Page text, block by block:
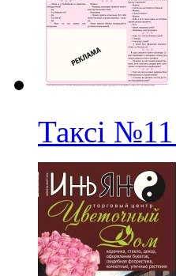
Таксі №11